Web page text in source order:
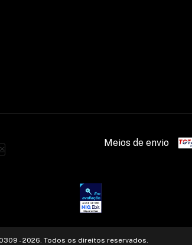
Meios de envio
- 2026. Todos os direitos reservados.